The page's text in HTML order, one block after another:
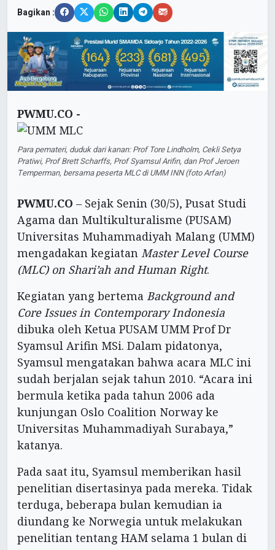
Bagikan :
PWMU.CO -
Para pemateri, duduk dari kanan: Prof Tore Lindholm, Cekli Setya
Pratiwi, Prof Brett Scharffs, Prof Syamsul Arifin, dan Prof Jeroen
Temperman, bersama peserta MLC di UMM INN (foto Arfan)
PWMU.CO – Sejak Senin (30/5), Pusat Studi
Agama dan Multikulturalisme (PUSAM)
Universitas Muhammadiyah Malang (UMM)
mengadakan kegiatan Master Level Course
(MLC) on Shari’ah and Human Right.
Kegiatan yang bertema Background and
Core Issues in Contemporary Indonesia
dibuka oleh Ketua PUSAM UMM Prof Dr
Syamsul Arifin MSi. Dalam pidatonya,
Syamsul mengatakan bahwa acara MLC ini
sudah berjalan sejak tahun 2010. “Acara ini
bermula ketika pada tahun 2006 ada
kunjungan Oslo Coalition Norway ke
Universitas Muhammadiyah Surabaya,”
katanya.
Pada saat itu, Syamsul memberikan hasil
penelitian disertasinya pada mereka. Tidak
terduga, beberapa bulan kemudian ia
diundang ke Norwegia untuk melakukan
penelitian tentang HAM selama 1 bulan di